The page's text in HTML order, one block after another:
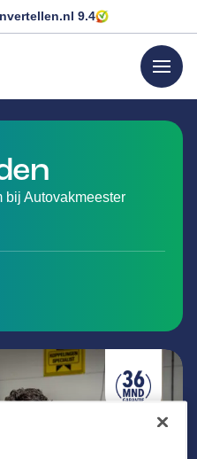
9.4
menu
bij Autovakmeester